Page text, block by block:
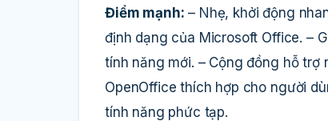
Điểm mạnh: – Nhẹ, khởi động
định dạng của Microsoft Office. –
tính năng mới. – Cộng đồng hỗ trợ
OpenOffice thích hợp cho người
tính năng phức tạp.